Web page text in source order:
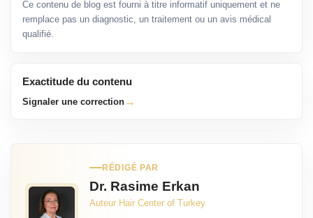
Ce contenu de blog est fourni à titre informatif uniquement et ne
remplace pas un diagnostic, un traitement ou un avis médical
qualifié.
Exactitude du contenu
Signaler une correction →
RÉDIGÉ PAR
Dr. Rasime Erkan
Auteur Hair Center of Turkey